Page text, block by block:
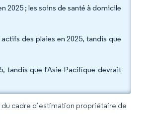
2025 ; les soins de santé à domicile
des plaies en 2025, tandis que
tandis que l'Asie-Pacifique devrait
cadre d’estimation propriétaire de